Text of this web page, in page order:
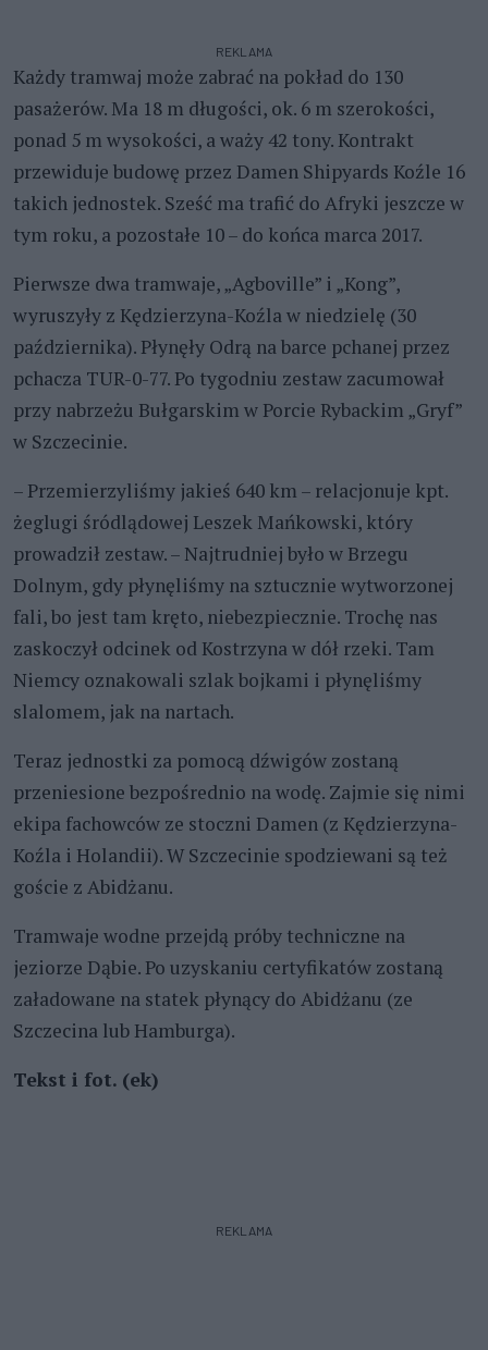
REKLAMA
Każdy tramwaj może zabrać na pokład do 130
pasażerów. Ma 18 m długości, ok. 6 m szerokości,
ponad 5 m wysokości, a waży 42 tony. Kontrakt
przewiduje budowę przez Damen Shipyards Koźle 16
takich jednostek. Sześć ma trafić do Afryki jeszcze w
tym roku, a pozostałe 10 – do końca marca 2017.
Pierwsze dwa tramwaje, „Agboville” i „Kong”,
wyruszyły z Kędzierzyna-Koźla w niedzielę (30
października). Płynęły Odrą na barce pchanej przez
pchacza TUR-0-77. Po tygodniu zestaw zacumował
przy nabrzeżu Bułgarskim w Porcie Rybackim „Gryf”
w Szczecinie.
– Przemierzyliśmy jakieś 640 km – relacjonuje kpt.
żeglugi śródlądowej Leszek Mańkowski, który
prowadził zestaw. – Najtrudniej było w Brzegu
Dolnym, gdy płynęliśmy na sztucznie wytworzonej
fali, bo jest tam kręto, niebezpiecznie. Trochę nas
zaskoczył odcinek od Kostrzyna w dół rzeki. Tam
Niemcy oznakowali szlak bojkami i płynęliśmy
slalomem, jak na nartach.
Teraz jednostki za pomocą dźwigów zostaną
przeniesione bezpośrednio na wodę. Zajmie się nimi
ekipa fachowców ze stoczni Damen (z Kędzierzyna-
Koźla i Holandii). W Szczecinie spodziewani są też
goście z Abidżanu.
Tramwaje wodne przejdą próby techniczne na
jeziorze Dąbie. Po uzyskaniu certyfikatów zostaną
załadowane na statek płynący do Abidżanu (ze
Szczecina lub Hamburga).
Tekst i fot. (ek)
REKLAMA